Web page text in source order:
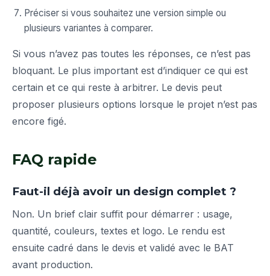
Préciser si vous souhaitez une version simple ou
plusieurs variantes à comparer.
Si vous n’avez pas toutes les réponses, ce n’est pas
bloquant. Le plus important est d’indiquer ce qui est
certain et ce qui reste à arbitrer. Le devis peut
proposer plusieurs options lorsque le projet n’est pas
encore figé.
FAQ rapide
Faut-il déjà avoir un design complet ?
Non. Un brief clair suffit pour démarrer : usage,
quantité, couleurs, textes et logo. Le rendu est
ensuite cadré dans le devis et validé avec le BAT
avant production.